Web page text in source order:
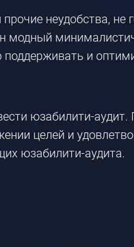
неудобства, не
модный
и
юзабилити-аудит.
целей и
юзабилити-аудита.